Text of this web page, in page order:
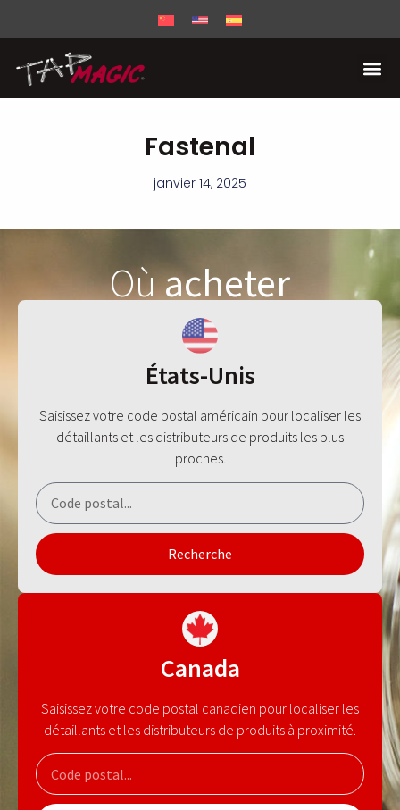
Fastenal
janvier 14, 2025
Oùacheter
États-Unis
Saisissez votre code postal américain pour localiser les
détaillants et les distributeurs de produits les plus
proches.
Recherche
Canada
Saisissez votre code postal canadien pour localiser les
détaillants et les distributeurs de produits à proximité.